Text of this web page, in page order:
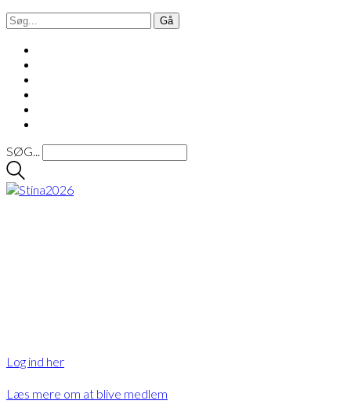
SØG...
Log ind her
Læs mere om at blive medlem